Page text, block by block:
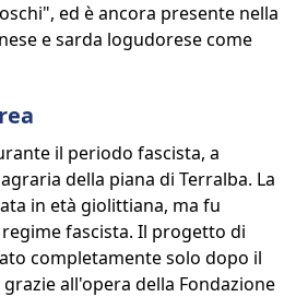
ed è ancora presente nella
e sarda logudorese come
il periodo fascista, a
della piana di Terralba. La
in età giolittiana, ma fu
fascista. Il progetto di
completamente solo dopo il
all'opera della Fondazione